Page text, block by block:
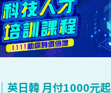
英日韓 月付1000元起